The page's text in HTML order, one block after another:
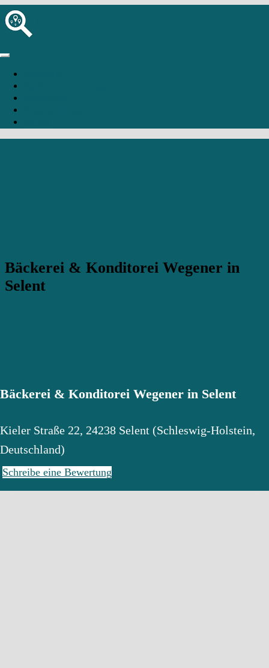
Bäckerei & Konditorei Wegener in
Selent
Bäckerei & Konditorei Wegener in Selent
Kieler Straße 22, 24238 Selent (Schleswig-Holstein,
Deutschland)
Schreibe eine Bewertung